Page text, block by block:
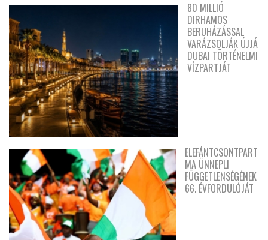
80 MILLIÓ
DIRHAMOS
BERUHÁZÁSSAL
VARÁZSOLJÁK ÚJJÁ
DUBAI TÖRTÉNELMI
VÍZPARTJÁT
ELEFÁNTCSONTPART
MA ÜNNEPLI
FÜGGETLENSÉGÉNEK
66. ÉVFORDULÓJÁT